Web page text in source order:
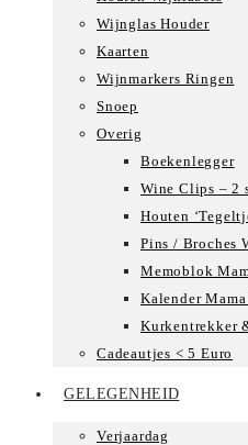
Wijnglas Houder
Kaarten
Wijnmarkers Ringen
Snoep
Overig
Boekenlegger
Wine Clips – 2
Houten
Pins / Broches
Memoblok
Kalender
Kurkentrekker
Cadeautjes < 5 Euro
GELEGENHEID
Verjaardag